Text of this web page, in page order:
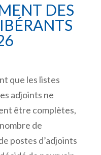
DES
que les listes
adjoints ne
être complètes,
de
postes d’adjoints